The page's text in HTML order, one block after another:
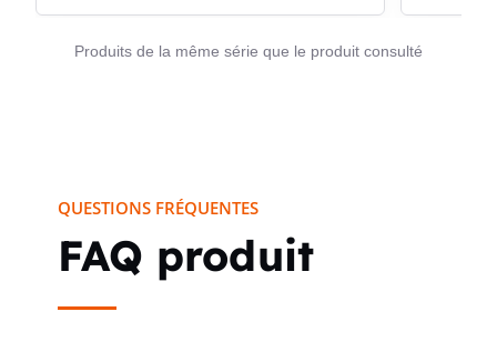
paire torsadée, de blindage global, de gaine polyoléfine
adaptée aux infrastructures de sécurité où la lisibilité de
ADD. 3Produits de la même série que le produit consulté
QUESTIONS FRÉQUENTES
FAQ produit